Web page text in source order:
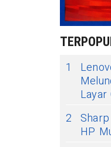
1
Layar
2
HP